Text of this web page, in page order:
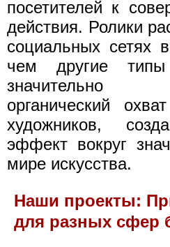
посетителей к
действия. Ролики
социальных сетях
чем другие
значительно
органический
художников,
эффект вокруг
мире искусства.
Наши проекты:
для разных сфер